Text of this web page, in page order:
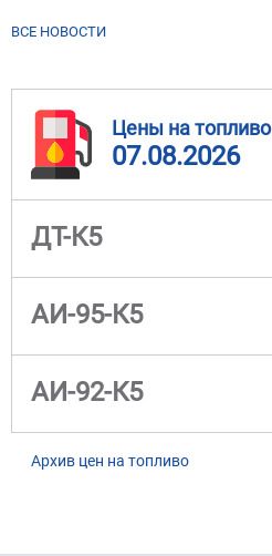
ВСЕ НОВОСТИ
Цены на топливо
07.08.2026
ДТ-К5
АИ-95-К5
АИ-92-К5
Архив цен на топливо